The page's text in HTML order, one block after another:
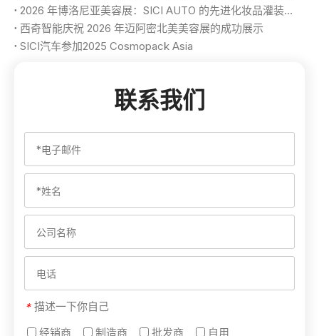
2026 年博洛尼亚美容展：SICI AUTO 的先进化妆品灌装和包装解决方案
西奇智能庆祝 2026 年迈阿密北美美容展的成功展示
SICI汽车参加2025 Cosmopack Asia
联系我们
* 描述一下你自己
经销商
制造商 批发商 自用